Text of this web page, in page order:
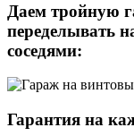
Даем тройную
переделывать
соседями:
Гарантия на